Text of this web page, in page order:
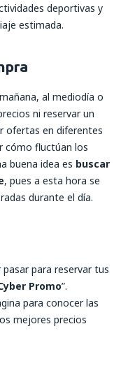
deportivas y
estimada.
al mediodía o
ni reservar un
ofertas en diferentes
cómo fluctúan los
buena idea es buscar
, pues a esta hora se
durante el día.
para reservar tus
Promo”.
para conocer las
mejores precios